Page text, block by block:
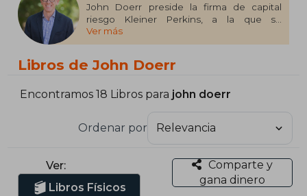
John Doerr preside la firma de capital
riesgo Kleiner Perkins, a la que se
incorporó en 1980. Con sus inversiones en
algunas de las empresas de mayor éxito
Amazon, Google, Intuit, Netscape y
más de 425.000 empleos
Ver más
Libros de John Doerr
Encontramos 18 Libros para john doerr
Ordenar por
Ver:
Libros Físicos
Comparte y
gana dinero